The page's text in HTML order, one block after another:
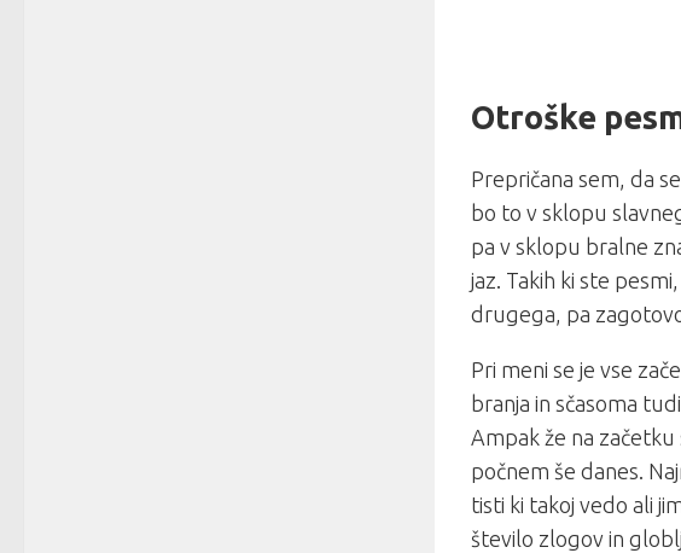
Otroške
Prepričana sem, da
bo to v sklopu
pa v sklopu bralne
jaz. Takih ki ste
drugega, pa
Pri meni se je vse
branja in sčasoma
Ampak že na
počnem še danes.
tisti ki takoj vedo ali
število zlogov in